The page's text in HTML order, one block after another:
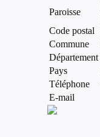
Paroisse
Code postal
Commune
Département
Pays
Téléphone
E-mail